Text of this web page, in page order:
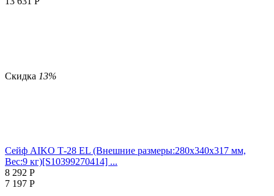
Скидка 13%
Сейф AIKO Т-28 EL (Внешние размеры:280х340х317 мм,
Вес:9 кг)[S10399270414] ...
8 292 Р
7 197 Р